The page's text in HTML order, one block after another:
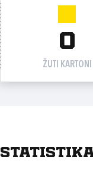
0
ŽUTI KARTONI
Statistika